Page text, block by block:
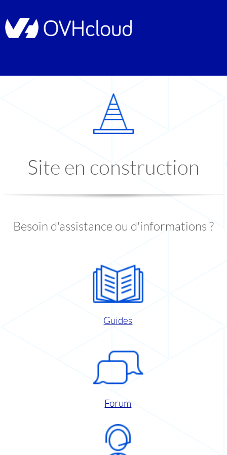
Site en construction
Besoin d'assistance ou d'informations ?
Guides
Forum